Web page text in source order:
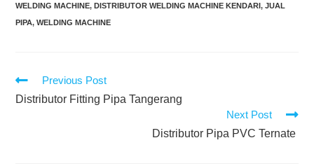
WELDING MACHINE, DISTRIBUTOR WELDING MACHINE KENDARI, JUAL
PIPA, WELDING MACHINE
Previous Post
Distributor Fitting Pipa Tangerang
Next Post
Distributor Pipa PVC Ternate